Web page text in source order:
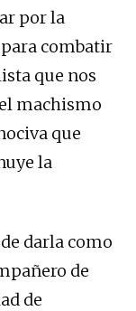
por la
combatir
que nos
machismo
que
la
darla como
de
de